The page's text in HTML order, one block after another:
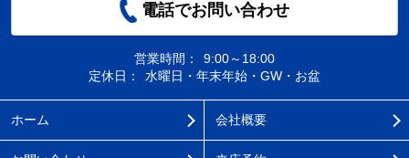
電話でお問い合わせ
営業時間：
9:00～18:00
定休日：
水曜日・年末年始・GW・お盆
ホーム 会社概要